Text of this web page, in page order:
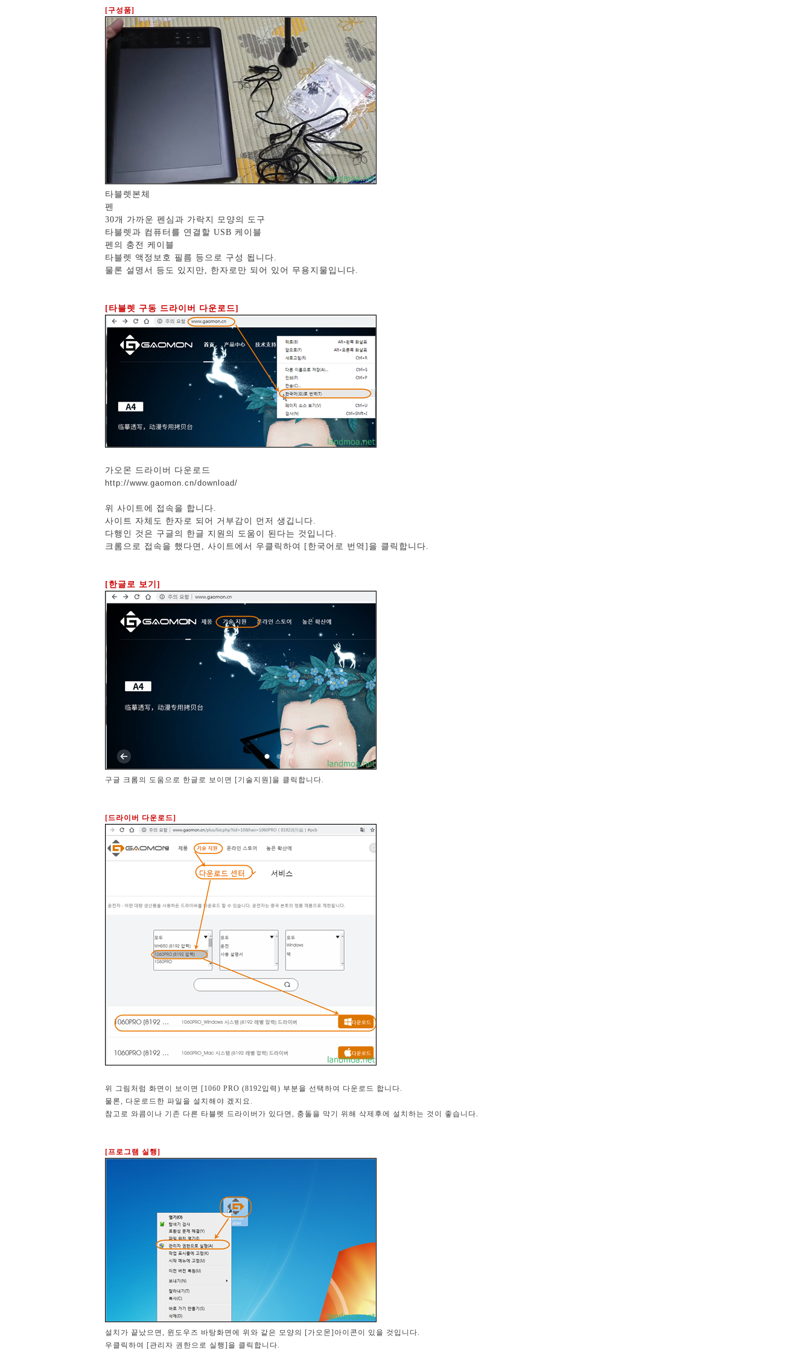
[구성품]
타블렛본체
펜
30개 가까운 펜심과 가락지 모양의 도구
타블렛과 컴퓨터를 연결할 USB 케이블
펜의 충전 케이블
타블렛 액정보호 필름 등으로 구성 됩니다.
물론 설명서 등도 있지만, 한자로만 되어 있어 무용지물입니다.
[타블렛 구동 드라이버 다운로드]
가오몬 드라이버 다운로드
http://www.gaomon.cn/download/
위 사이트에 접속을 합니다.
사이트 자체도 한자로 되어 거부감이 먼저 생깁니다.
다행인 것은 구글의 한글 지원의 도움이 된다는 것입니다.
크롬으로 접속을 했다면, 사이트에서 우클릭하여 [한국어로 번역]을 클릭합니다.
[한글로 보기]
구글 크롬의 도움으로 한글로 보이면 [기술지원]을 클릭합니다.
[드라이버 다운로드]
위 그림처럼 화면이 보이면 [1060 PRO (8192입력) 부분을 선택하여 다운로드 합니다.
물론, 다운로드한 파일을 설치해야 겠지요.
참고로 와콤이나 기존 다른 타블렛 드라이버가 있다면, 충돌을 막기 위해 삭제후에 설치하는 것이 좋습니다.
[프로그램 실행]
설치가 끝났으면, 윈도우즈 바탕화면에 위와 같은 모양의 [가오몬]아이콘이 있을 것입니다.
우클릭하여 [관리자 권한으로 실행]을 클릭합니다.